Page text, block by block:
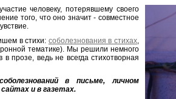
человеку, потерявшему своего
того, что оно значит - совместное
в стихи: соболезнования в стихах,
тематике). Мы решили немного
прозе, ведь не всегда стихотворная
в письме, личном
и в газетах.